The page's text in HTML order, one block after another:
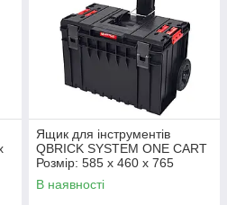
Ящик для інструментів
QBRICK SYSTEM ONE CART
Розмір: 585 x 460 x 765
В наявності